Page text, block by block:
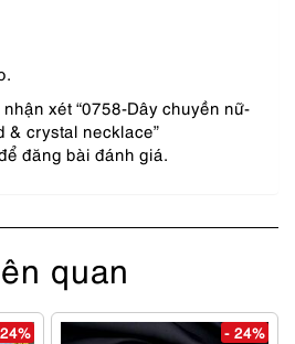
xét “0758-Dây chuyền nữ-
& crystal necklace”
đăng bài đánh giá.
quan
- 24%